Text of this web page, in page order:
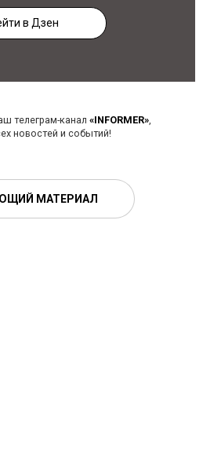
в Дзен
телеграм-канал «INFORMER»,
новостей и событий!
МАТЕРИАЛ